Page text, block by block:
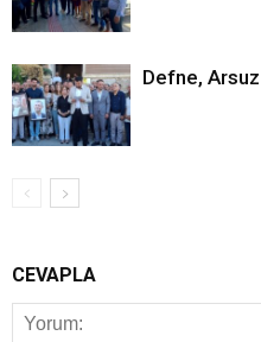
Defne,
CEVAPLA